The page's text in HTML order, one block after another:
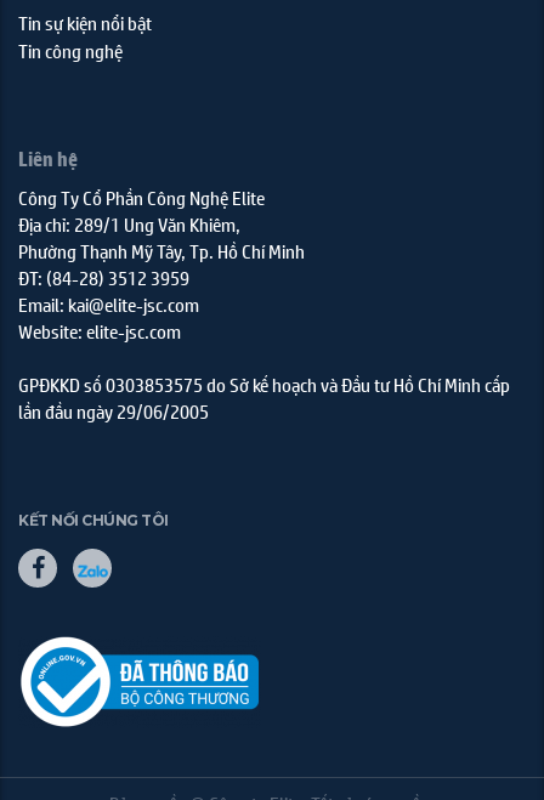
Tin sự kiện nổi bật
Tin công nghệ
Liên hệ
Công Ty Cổ Phần Công Nghệ Elite
Địa chỉ: 289/1 Ung Văn Khiêm,
Phường Thạnh Mỹ Tây, Tp. Hồ Chí Minh
ĐT: (84-28) 3512 3959
Email: kai@elite-jsc.com
Website: elite-jsc.com
GPĐKKD số 0303853575 do Sở kế hoạch và Đầu tư Hồ Chí Minh cấp
lần đầu ngày 29/06/2005
KẾT NỐI CHÚNG TÔI